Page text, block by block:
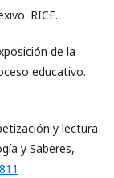
RICE.
de la
educativo.
y lectura
y Saberes,